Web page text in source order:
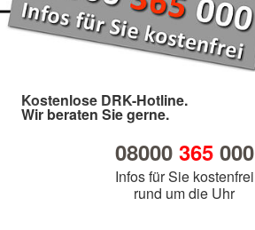
Kostenlose DRK-Hotline.
Wir beraten Sie gerne.
08000 365000
Infos für Sie kostenfrei
rund um die Uhr